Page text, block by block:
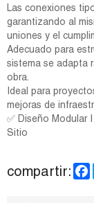
Las conexiones
garantizando al
uniones y el
Adecuado para
sistema se adapta
obra.
Ideal para
mejoras de
✅ Diseño Modular
Sitio
compartir: